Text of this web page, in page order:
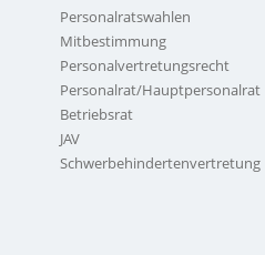
Personalratswahlen
Mitbestimmung
Personalvertretungsrecht
Personalrat/Hauptpersonalrat
Betriebsrat
JAV
Schwerbehindertenvertretung